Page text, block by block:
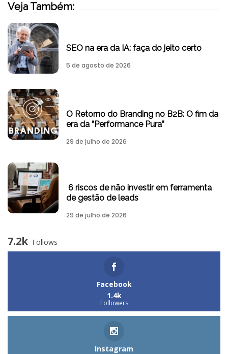
Veja Também:
SEO na era da IA: faça do jeito certo
5 de agosto de 2026
O Retorno do Branding no B2B: O fim da
era da “Performance Pura”
29 de julho de 2026
6 riscos de não investir em ferramenta
de gestão de leads
29 de julho de 2026
7.2k Follows
Facebook
1.4k
Followers
Instagram